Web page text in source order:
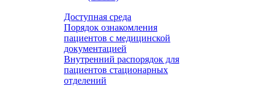
Доступная среда
Порядок ознакомления
пациентов с медицинской
документацией
Внутренний распорядок для
пациентов стационарных
отделений